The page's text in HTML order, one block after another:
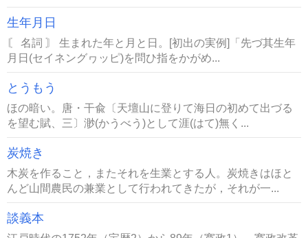
生年月日
〘 名詞 〙 生まれた年と月と日。[初出の実例]「先づ其生年
月日(セイネングヮッピ)を問ひ指をかがめ...
とうもう
ほの暗い。唐・干兪〔天壇山に登りて海日の初めて出づる
を望む賦、三〕渺(かうべう)として涯(はて)無く...
炭焼き
木炭を作ること，またそれを生業とする人。炭焼きはほと
んど山間農民の兼業として行われてきたが，それが一...
談義本